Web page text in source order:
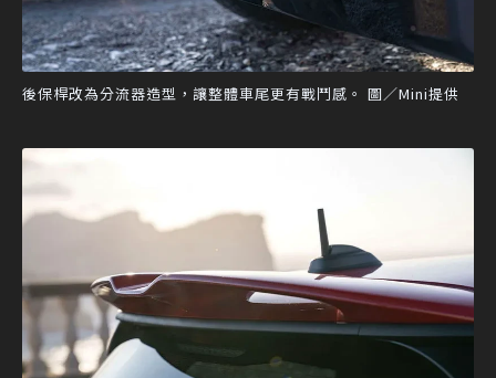
後保桿改為分流器造型，讓整體車尾更有戰鬥感。 圖／Mini提供